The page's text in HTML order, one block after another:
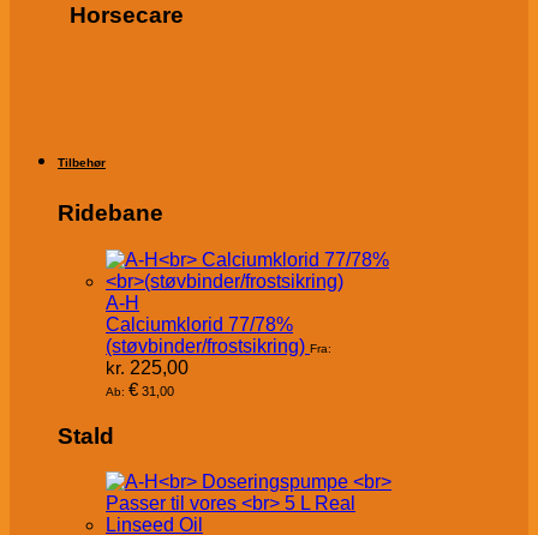
Horsecare
Tilbehør
Ridebane
A-H
Calciumklorid 77/78%
(støvbinder/frostsikring) Fra:
kr. 225,00
Ab: € 31,00
Stald